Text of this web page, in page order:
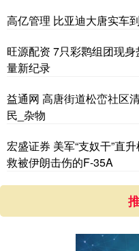
高亿管理 比亚迪大唐实车
旺源配资 7只彩鹮组团现
量新纪录
益通网 高唐街道松峦社区
民_杂物
宏盛证券 美军“支奴干”直
救被伊朗击伤的F-35A